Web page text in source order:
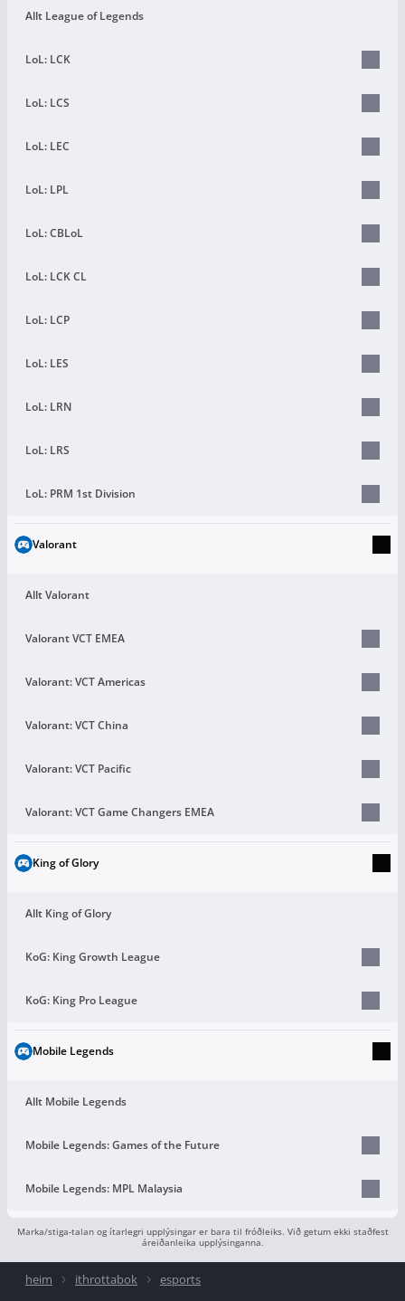
Allt League of Legends
LoL: LCK
LoL: LCS
LoL: LEC
LoL: LPL
LoL: CBLoL
LoL: LCK CL
LoL: LCP
LoL: LES
LoL: LRN
LoL: LRS
LoL: PRM 1st Division
Valorant
Allt Valorant
Valorant VCT EMEA
Valorant: VCT Americas
Valorant: VCT China
Valorant: VCT Pacific
Valorant: VCT Game Changers EMEA
King of Glory
Allt King of Glory
KoG: King Growth League
KoG: King Pro League
Mobile Legends
Allt Mobile Legends
Mobile Legends: Games of the Future
Mobile Legends: MPL Malaysia
Marka/stiga-talan og ítarlegri upplýsingar er bara til fróðleiks. Við getum ekki staðfest
áreiðanleika upplýsinganna.
heim ithrottabok esports